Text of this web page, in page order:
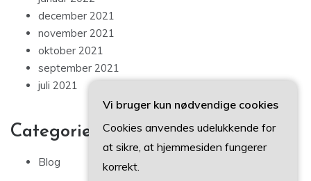
december 2021
november 2021
oktober 2021
september 2021
juli 2021
Categories
Blog
Vi bruger kun nødvendige cookies
Cookies anvendes udelukkende for
at sikre, at hjemmesiden fungerer
korrekt.